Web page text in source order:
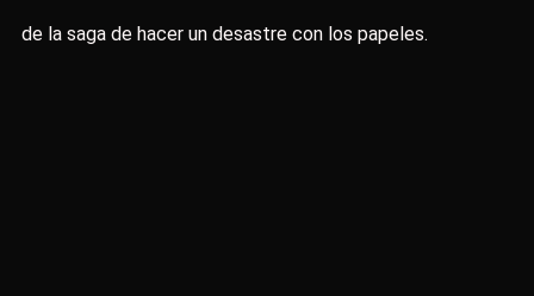
de la saga de hacer un desastre con los papeles.